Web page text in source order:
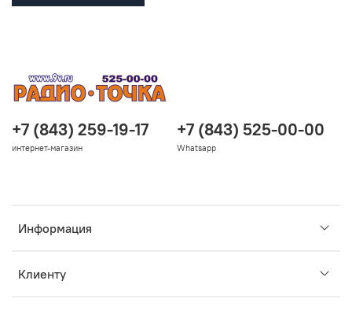
Информация
Клиенту
+7 (843) 259-19-17
интернет-магазин
+7 (843) 525-00-00
Whatsapp